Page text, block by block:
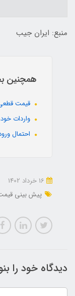
منبع: ایران جیب
همچنین
قیمت
واردات خودرو در
احتمال
پیش بینی
دیدگاه خود را